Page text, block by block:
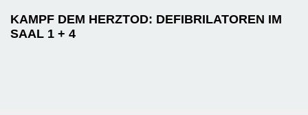
KAMPF DEM HERZTOD: DEFIBRILATOREN IM
SAAL 1 + 4